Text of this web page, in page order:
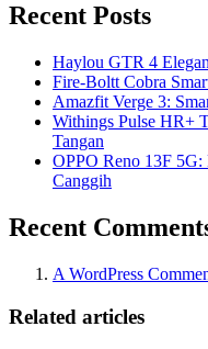
Recent Posts
Haylou GTR 4
Fire-Boltt Cobra
Amazfit Verge 3:
Withings Pulse HR+
Tangan
OPPO Reno 13F
Canggih
Recent
A WordPress
Related articles